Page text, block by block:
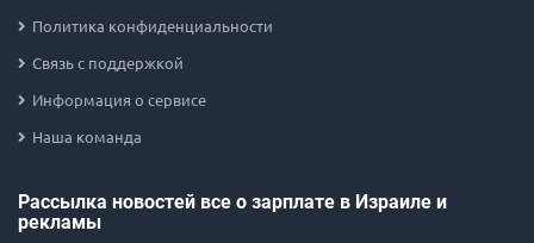
Политика конфиденциальности
Связь с поддержкой
Информация о сервисе
Наша команда
Рассылка новостей все о зарплате в Израиле и
рекламы